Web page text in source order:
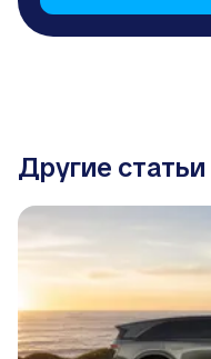
Другие статьи